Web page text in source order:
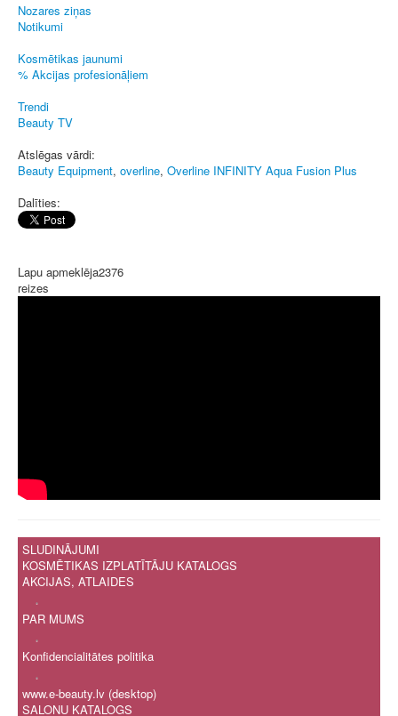
Nozares ziņas
Notikumi
Kosmētikas jaunumi
% Akcijas profesionāļiem
Trendi
Beauty TV
Atslēgas vārdi:
Beauty Equipment, overline, Overline INFINITY Aqua Fusion Plus
Dalīties:
Lapu apmeklēja2376
reizes
SLUDINĀJUMI
KOSMĒTIKAS IZPLATĪTĀJU KATALOGS
AKCIJAS, ATLAIDES
.
PAR MUMS
.
Konfidencialitātes politika
.
www.e-beauty.lv (desktop)
SALONU KATALOGS